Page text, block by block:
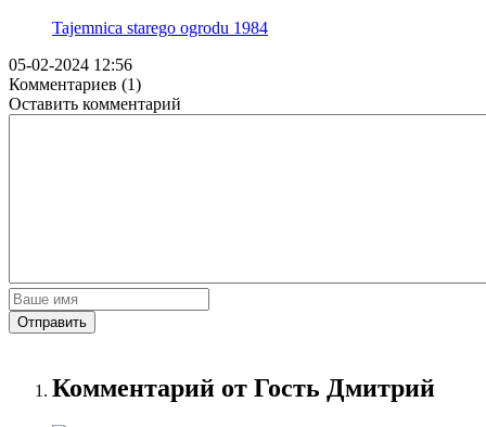
Tajemnica starego ogrodu 1984
05-02-2024 12:56
Комментариев (1)
Оставить комментарий
Отправить
Комментарий от Гость Дмитрий